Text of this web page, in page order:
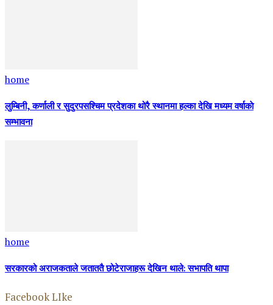
home
लुम्बिनी, कर्णाली र सुदुरपसश्चिम प्रदेशका थोरै स्थानमा हल्का देखि मध्यम वर्षाकाे
सम्भावना
home
सरकारको अराजकताले जताततै छोटेराजाहरू देखिन थाले: सभापति थापा
Facebook LIke